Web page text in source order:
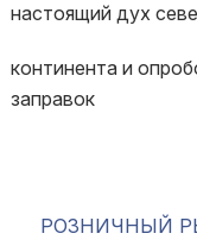
настоящий дух
континента и
заправок
РОЗНИЧНЫЙ